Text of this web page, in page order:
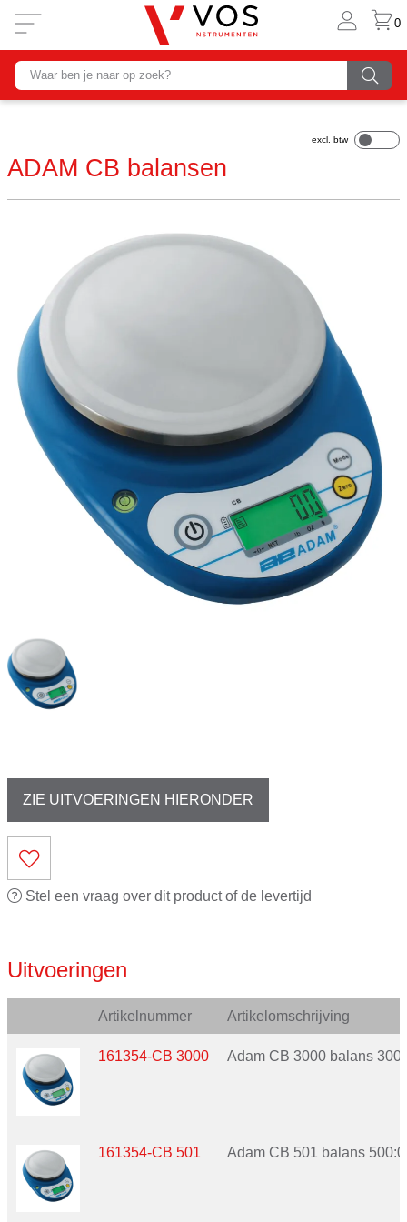
0
ADAM CB balansen
ZIE UITVOERINGEN HIERONDER
Stel een vraag over dit product of de levertijd
Uitvoeringen
Artikelnummer Artikelomschrijving
161354-CB 3000 Adam CB 3000 balans
161354-CB 501 Adam CB 501 balans